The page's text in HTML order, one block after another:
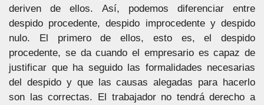
deriven de ellos. Así, podemos diferenciar entre
despido procedente, despido improcedente y despido
nulo. El primero de ellos, esto es, el despido
procedente, se da cuando el empresario es capaz de
justificar que ha seguido las formalidades necesarias
del despido y que las causas alegadas para hacerlo
son las correctas. El trabajador no tendrá derecho a